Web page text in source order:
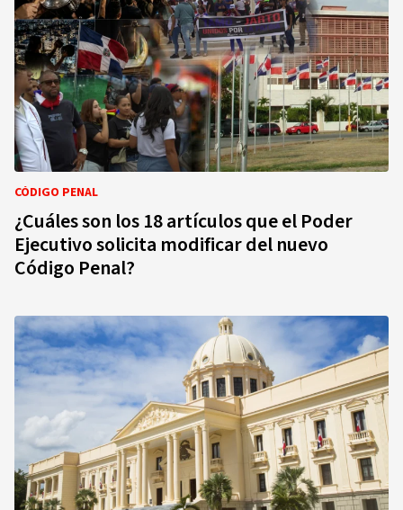
CÓDIGO PENAL
¿Cuáles son los 18 artículos que el Poder
Ejecutivo solicita modificar del nuevo
Código Penal?